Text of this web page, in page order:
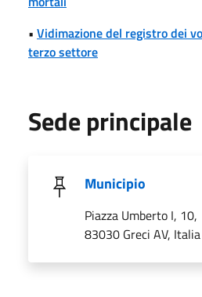
• Vidimazione del registro dei
terzo settore
Sede principale
Municipio
Piazza Umberto I, 10,
83030 Greci AV, Italia